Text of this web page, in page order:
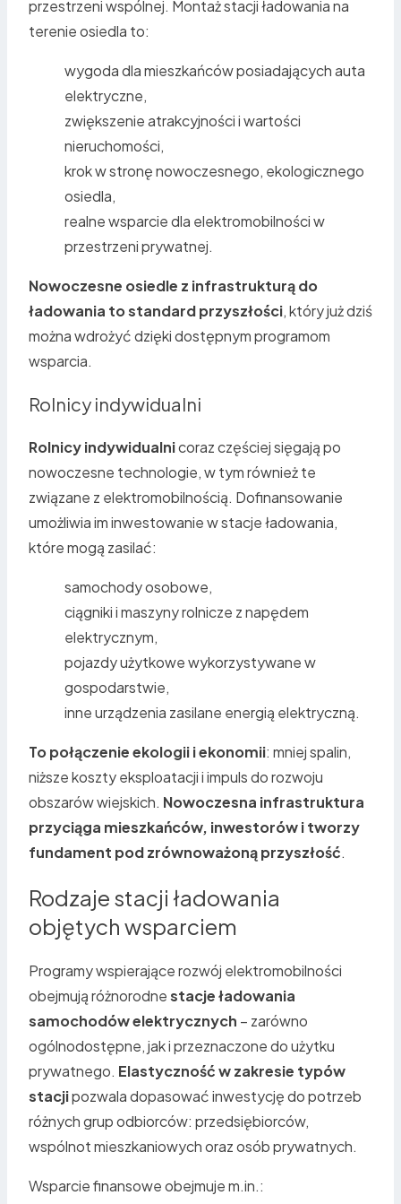
przestrzeni wspólnej. Montaż stacji ładowania na
terenie osiedla to:
wygoda dla mieszkańców posiadających auta
elektryczne,
zwiększenie atrakcyjności i wartości
nieruchomości,
krok w stronę nowoczesnego, ekologicznego
osiedla,
realne wsparcie dla elektromobilności w
przestrzeni prywatnej.
Nowoczesne osiedle z infrastrukturą do
ładowania to standard przyszłości, który już dziś
można wdrożyć dzięki dostępnym programom
wsparcia.
Rolnicy indywidualni
Rolnicy indywidualnicoraz częściej sięgają po
nowoczesne technologie, w tym również te
związane z elektromobilnością. Dofinansowanie
umożliwia im inwestowanie w stacje ładowania,
które mogą zasilać:
samochody osobowe,
ciągniki i maszyny rolnicze z napędem
elektrycznym,
pojazdy użytkowe wykorzystywane w
gospodarstwie,
inne urządzenia zasilane energią elektryczną.
To połączenie ekologii i ekonomii: mniej spalin,
niższe koszty eksploatacji i impuls do rozwoju
obszarów wiejskich. Nowoczesna infrastruktura
przyciąga mieszkańców, inwestorów i tworzy
fundament pod zrównoważoną przyszłość.
Rodzaje stacji ładowania
objętych wsparciem
Programy wspierające rozwój elektromobilności
obejmują różnorodnestacje ładowania
samochodów elektrycznych – zarówno
ogólnodostępne, jak i przeznaczone do użytku
prywatnego. Elastyczność w zakresie typów
stacjipozwala dopasować inwestycję do potrzeb
różnych grup odbiorców: przedsiębiorców,
wspólnot mieszkaniowych oraz osób prywatnych.
Wsparcie finansowe obejmuje m.in.: